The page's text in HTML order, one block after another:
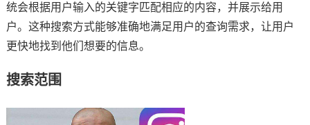
统会根据用户输入的关键字匹配相应的内容，并展示给用
户。这种搜索方式能够准确地满足用户的查询需求，让用户
更快地找到他们想要的信息。
搜索范围